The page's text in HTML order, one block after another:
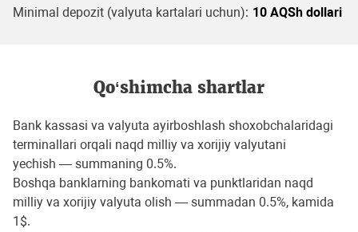
Minimal depozit (valyuta kartalari uchun): 10 AQSh dollari
Qo‘shimcha shartlar
Bank kassasi va valyuta ayirboshlash shoxobchalaridagi
terminallari orqali naqd milliy va xorijiy valyutani
yechish — summaning 0.5%.
Boshqa banklarning bankomati va punktlaridan naqd
milliy va xorijiy valyuta olish — summadan 0.5%, kamida
1$.